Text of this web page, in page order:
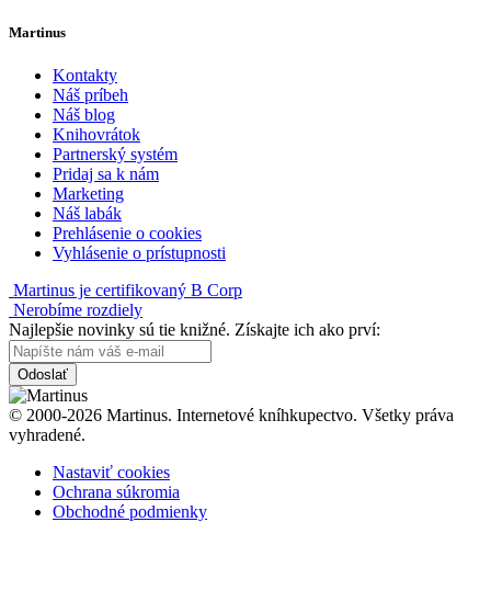
Martinus
Kontakty
Náš príbeh
Náš blog
Knihovrátok
Partnerský systém
Pridaj sa k nám
Marketing
Náš labák
Prehlásenie o cookies
Vyhlásenie o prístupnosti
Martinus je certifikovaný B Corp
Nerobíme rozdiely
Najlepšie novinky sú tie knižné. Získajte ich ako prví:
Odoslať
© 2000-2026 Martinus. Internetové kníhkupectvo. Všetky práva
vyhradené.
Nastaviť cookies
Ochrana súkromia
Obchodné podmienky